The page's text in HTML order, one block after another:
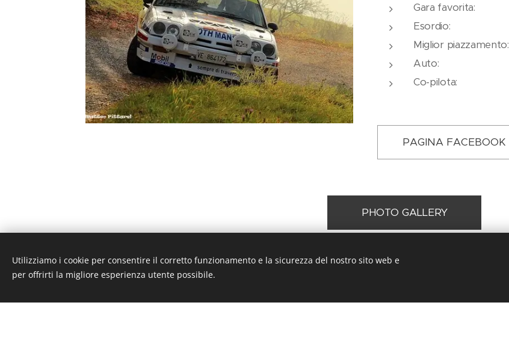
Gara favorita:
Esordio:
Miglior piazzamento:
Auto:
Co-pilota:
PAGINA FACEBOOK
PHOTO GALLERY
Utilizziamo i cookie per consentire il corretto funzionamento e la sicurezza del nostro sito web e
per offrirti la migliore esperienza utente possibile.